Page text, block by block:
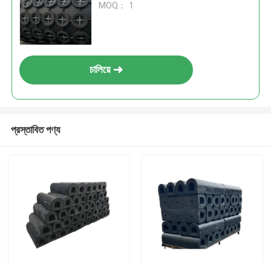
MOQ： 1
চালিয়ে
প্রস্তাবিত পণ্য